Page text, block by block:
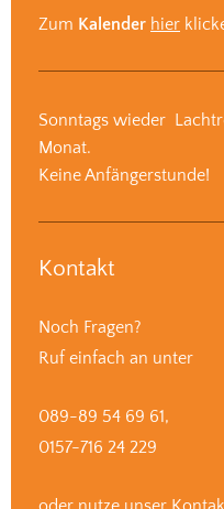
Zum Kalender hier
Sonntags wieder
Monat.
Keine Anfängerstunde!
Kontakt
Noch Fragen?
Ruf einfach an unter
089-89 54 69 61,
0157-716 24 229